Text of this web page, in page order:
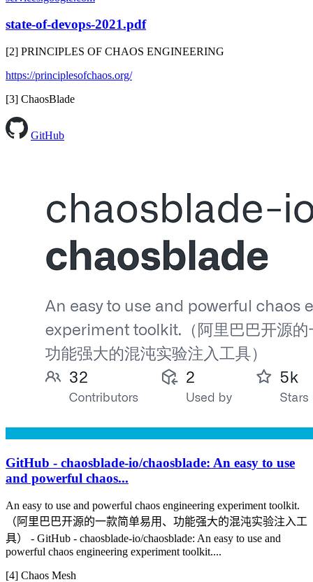
state-of-devops-2021.pdf
[2] PRINCIPLES OF CHAOS ENGINEERING
https://principlesofchaos.org/
[3] ChaosBlade
GitHub
GitHub - chaosblade-io/chaosblade: An easy to use
and powerful chaos...
An easy to use and powerful chaos engineering experiment toolkit.
（阿里巴巴开源的一款简单易用、功能强大的混沌实验注入工
具） - GitHub - chaosblade-io/chaosblade: An easy to use and
powerful chaos engineering experiment toolkit....
[4] Chaos Mesh